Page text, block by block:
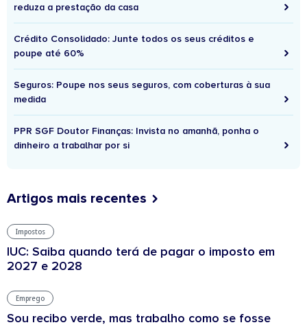
reduza a prestação da casa
Crédito Consolidado: Junte todos os seus créditos e
poupe até 60%
Seguros: Poupe nos seus seguros, com coberturas à sua
medida
PPR SGF Doutor Finanças: Invista no amanhã, ponha o
dinheiro a trabalhar por si
Artigos mais recentes
Impostos
IUC: Saiba quando terá de pagar o imposto em
2027 e 2028
Emprego
Sou recibo verde, mas trabalho como se fosse